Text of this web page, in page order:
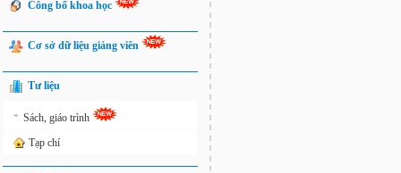
Công bố khoa học
Cơ sở dữ liệu giảng viên
Tư liệu
» Sách, giáo trình
Tạp chí